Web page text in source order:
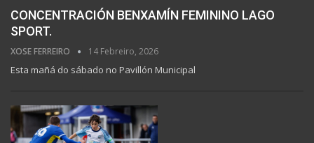
CONCENTRACIÓN BENXAMÍN FEMININO LAGO
SPORT.
XOSE FERREIRO 14 Febreiro, 2026
Esta mañá do sábado no Pavillón Municipal